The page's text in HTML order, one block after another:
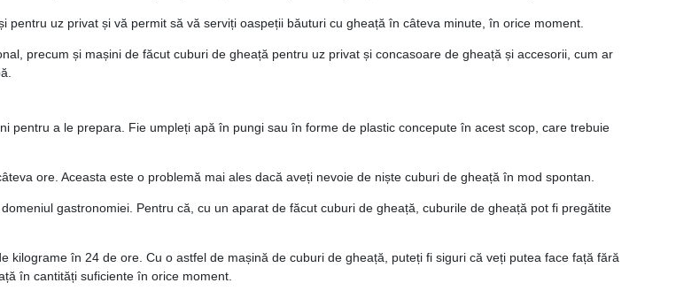
uz privat și vă permit să vă serviți oaspeții băuturi cu gheață în câteva minute, în orice moment.
precum și mașini de făcut cuburi de gheață pentru uz privat și concasoare de gheață și accesorii, cum ar
pentru a le prepara. Fie umpleți apă în pungi sau în forme de plastic concepute în acest scop, care trebuie
ore. Aceasta este o problemă mai ales dacă aveți nevoie de niște cuburi de gheață în mod spontan.
gastronomiei. Pentru că, cu un aparat de făcut cuburi de gheață, cuburile de gheață pot fi pregătite
în 24 de ore. Cu o astfel de mașină de cuburi de gheață, puteți fi siguri că veți putea face față fără
în cantități suficiente în orice moment.